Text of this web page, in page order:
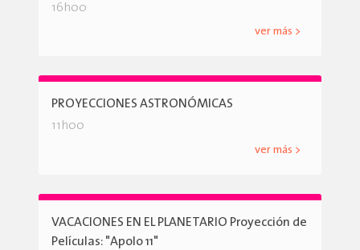
16h00
ver más >
PROYECCIONES ASTRONÓMICAS
11h00
ver más >
VACACIONES EN EL PLANETARIO Proyección de
Películas: "Apolo 11"